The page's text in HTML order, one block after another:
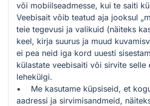
või mobiilseadmesse, kui te saiti
Veebisait võib teatud aja jooksul
teie tegevusi ja valikuid (näiteks
keel, kirja suurus ja muud
ei pea neid iga kord uuesti
külastate veebisaiti või sirvite selle
lehekülgi.
• Me kasutame küpsiseid, et
aadressi ja sirvimisandmeid,